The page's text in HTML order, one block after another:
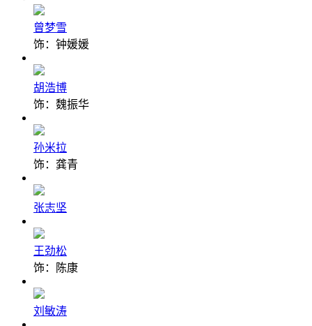
曾梦雪
饰：钟媛媛
胡浩博
饰：魏振华
孙米拉
饰：龚青
张志坚
王劲松
饰：陈康
刘敏涛